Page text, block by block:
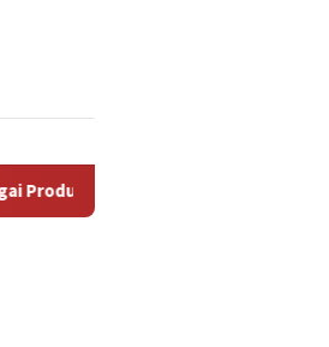
Dari Hasil Perikanan, Kerajinan